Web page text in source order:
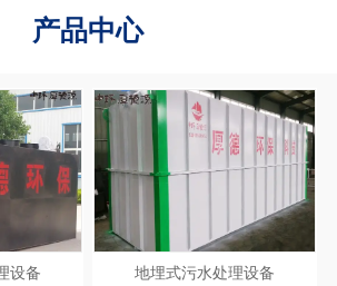
产品中心
设备 地埋式污水处理设备